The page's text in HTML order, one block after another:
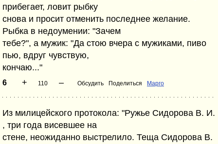
прибегает, ловит рыбку
снова и просит отменить последнее желание.
Рыбка в недоумении: "Зачем
тебе?", а мужик: "Да стою вчера с мужиками, пиво
пью, вдруг чувствую,
кончаю..."
6 + 110 – Обсудить Поделиться Марго
Из милицейского протокола: "Ружье Сидорова В. И.
, три года висевшее на
стене, неожиданно выстрелило. Теща Сидорова В.